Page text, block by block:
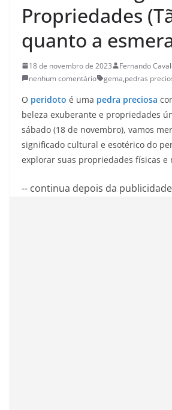
Propriedades
quanto a
18 de novembro de 2023
Fernando
nenhum comentário
gema,pedras
O peridoto é uma pedra preciosa
beleza exuberante e propriedades
sábado (18 de novembro), vamos
significado cultural e esotérico do
explorar suas propriedades físicas e
-- continua depois da